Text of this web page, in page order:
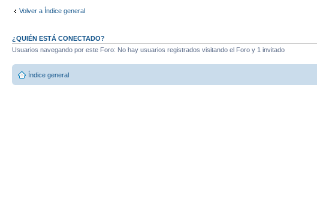
Volver a Índice general
¿QUIÉN ESTÁ CONECTADO?
Usuarios navegando por este Foro: No hay usuarios registrados visitando el Foro y 1 invitado
Índice general